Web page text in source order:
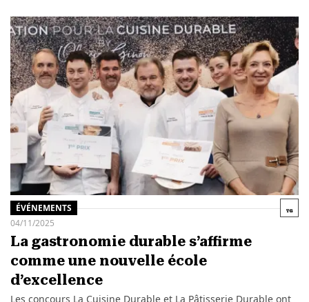
ÉVÉNEMENTS
04/11/2025
La gastronomie durable s’affirme
comme une nouvelle école
d’excellence
Les concours La Cuisine Durable et La Pâtisserie Durable ont